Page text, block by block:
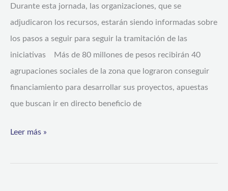
Durante esta jornada, las organizaciones, que se
adjudicaron los recursos, estarán siendo informadas sobre
los pasos a seguir para seguir la tramitación de las
iniciativas Más de 80 millones de pesos recibirán 40
agrupaciones sociales de la zona que lograron conseguir
financiamiento para desarrollar sus proyectos, apuestas
que buscan ir en directo beneficio de
proyectos
gracias
al
Fondo
de
Fortalecimiento
Leer más »